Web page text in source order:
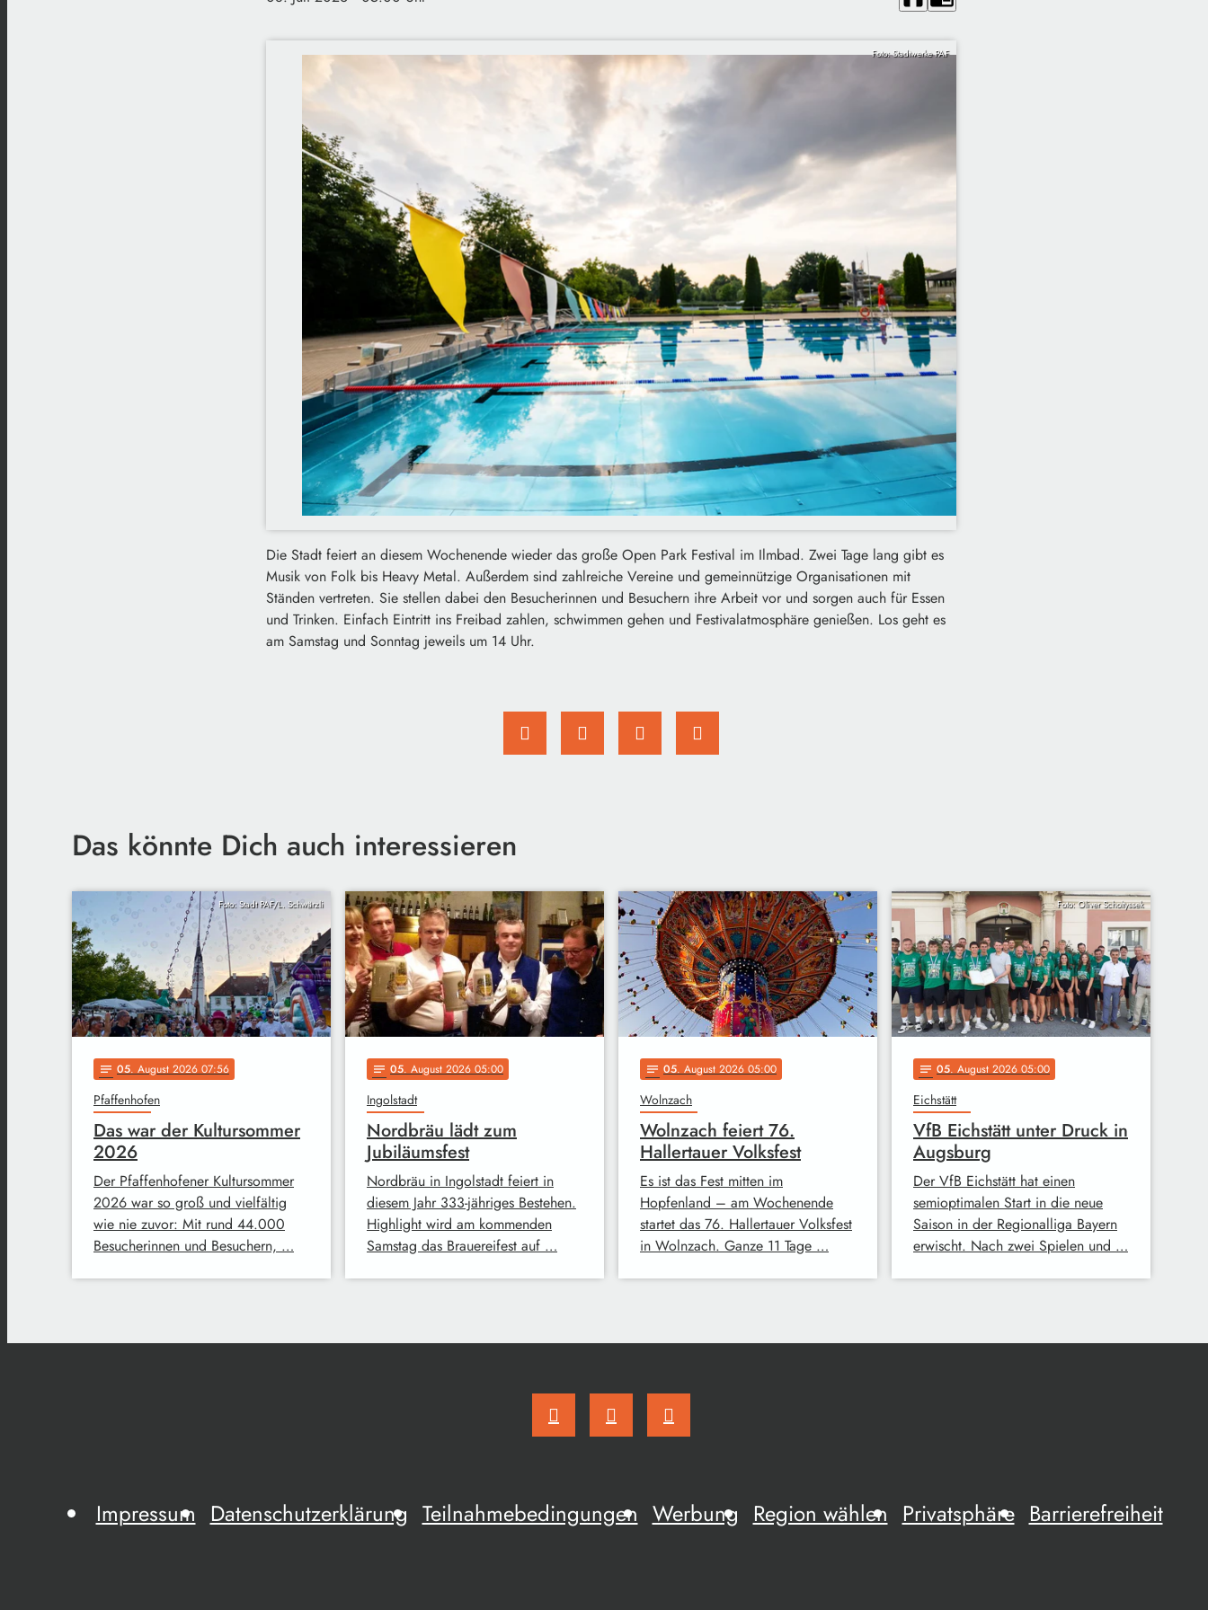
Foto: Stadtwerke PAF
Die Stadt feiert an diesem Wochenende wieder das große Open Park Festival im Ilmbad. Zwei Tage lang gibt es
Musik von Folk bis Heavy Metal. Außerdem sind zahlreiche Vereine und gemeinnützige Organisationen mit
Ständen vertreten. Sie stellen dabei den Besucherinnen und Besuchern ihre Arbeit vor und sorgen auch für Essen
und Trinken. Einfach Eintritt ins Freibad zahlen, schwimmen gehen und Festivalatmosphäre genießen. Los geht es
am Samstag und Sonntag jeweils um 14 Uhr.
Das könnte Dich auch interessieren
Foto: Stadt PAF/L. Schwärzli
notes 05. August 2026 07:56
Pfaffenhofen
Das war der Kultursommer
2026
Der Pfaffenhofener Kultursommer
2026 war so groß und vielfältig
wie nie zuvor: Mit rund 44.000
Besucherinnen und Besuchern, …
notes 05. August 2026 05:00
Ingolstadt
Nordbräu lädt zum
Jubiläumsfest
Nordbräu in Ingolstadt feiert in
diesem Jahr 333-jähriges Bestehen.
Highlight wird am kommenden
Samstag das Brauereifest auf …
notes 05. August 2026 05:00
Wolnzach
Wolnzach feiert 76.
Hallertauer Volksfest
Es ist das Fest mitten im
Hopfenland – am Wochenende
startet das 76. Hallertauer Volksfest
in Wolnzach. Ganze 11 Tage …
Foto: Oliver Scholtyssek
notes 05. August 2026 05:00
Eichstätt
VfB Eichstätt unter Druck in
Augsburg
Der VfB Eichstätt hat einen
semioptimalen Start in die neue
Saison in der Regionalliga Bayern
erwischt. Nach zwei Spielen und …
Impressum Datenschutzerklärung Teilnahmebedingungen Werbung Region wählen Privatsphäre Barrierefreiheit